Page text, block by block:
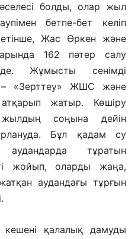
болды, олар жыл
бетпе-бет келіп
Жас Өркен және
162 пәтер салу
Жұмысты сенімді
– «Зерттеу» ЖШС және
жатыр. Көшіру
соңына дейін
Бұл қадам су
аудандарда тұратын
жойып, оларды жаңа,
аудандағы тұрғын
қалалық дамуды